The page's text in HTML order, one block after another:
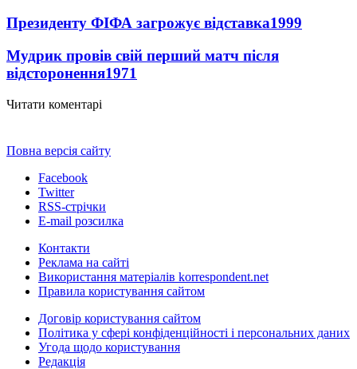
Президенту ФІФА загрожує відставка1999
Мудрик провів свій перший матч після
відсторонення1971
Читати коментарі
Повна версія сайту
Facebook
Twitter
RSS-стрічки
E-mail розсилка
Контакти
Реклама на сайті
Використання матеріалів korrespondent.net
Правила користування сайтом
Договір користування сайтом
Політика у сфері конфіденційності і персональних даних
Угода щодо користування
Редакція